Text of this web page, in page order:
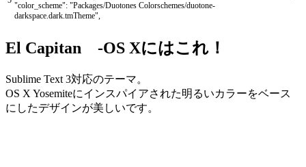
"color_scheme": "Packages/Duotones Colorschemes/duotone-
darkspace.dark.tmTheme",
El Capitan -OS Xにはこれ！
Sublime Text 3対応のテーマ。
OS X Yosemiteにインスパイアされた明るいカラーをベース
にしたデザインが美しいです。